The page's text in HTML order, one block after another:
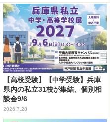
【高校受験】【中学受験】兵庫
県内の私立31校が集結、個別相
談会9/6
2026.7.28